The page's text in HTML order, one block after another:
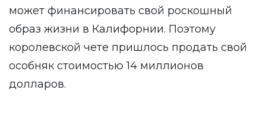
может финансировать свой роскошный
образ жизни в Калифорнии. Поэтому
королевской чете пришлось продать свой
особняк стоимостью 14 миллионов
долларов.